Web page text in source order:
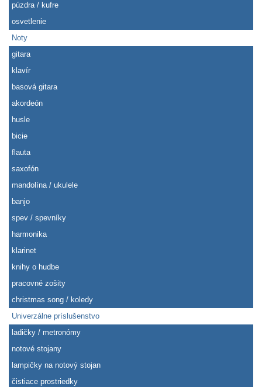
púzdra / kufre
osvetlenie
Noty
gitara
klavír
basová gitara
akordeón
husle
bicie
flauta
saxofón
mandolína / ukulele
banjo
spev / spevníky
harmonika
klarinet
knihy o hudbe
pracovné zošity
christmas song / koledy
Univerzálne príslušenstvo
ladičky / metronómy
notové stojany
lampičky na notový stojan
čistiace prostriedky